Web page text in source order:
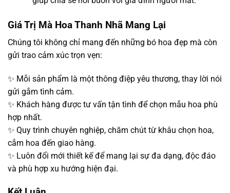
Giá Trị Mà Hoa Thanh Nhã Mang Lại
Chúng tôi không chỉ mang đến những bó hoa đẹp mà còn
gửi trao cảm xúc trọn vẹn:
✨ Mỗi sản phẩm là một thông điệp yêu thương, thay lời nói
gửi gắm tình cảm.
✨ Khách hàng được tư vấn tận tình để chọn mẫu hoa phù
hợp nhất.
✨ Quy trình chuyên nghiệp, chăm chút từ khâu chọn hoa,
cắm hoa đến giao hàng.
✨ Luôn đổi mới thiết kế để mang lại sự đa dạng, độc đáo
và phù hợp xu hướng hiện đại.